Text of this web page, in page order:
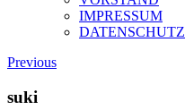
IMPRESSUM
DATENSCHUTZ
Previous
suki